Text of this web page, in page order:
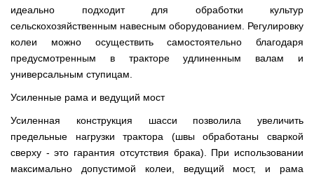
идеально подходит для обработки культур
сельскохозяйственным навесным оборудованием. Регулировку
колеи можно осуществить самостоятельно благодаря
предусмотренным в тракторе удлиненным валам и
универсальным ступицам.
Усиленные рама и ведущий мост
Усиленная конструкция шасси позволила увеличить
предельные нагрузки трактора (швы обработаны сваркой
сверху - это гарантия отсутствия брака). При использовании
максимально допустимой колеи, ведущий мост, и рама